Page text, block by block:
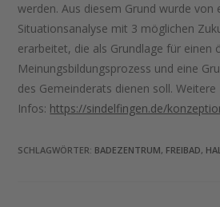
werden. Aus diesem Grund wurde von
Situationsanalyse mit 3 möglichen
erarbeitet, die als Grundlage für einen
Meinungsbildungsprozess und eine
des Gemeinderats dienen soll. Weitere
Infos: https://sindelfingen.de/
SCHLAGWÖRTER: BADEZENTRUM, FREIBAD,